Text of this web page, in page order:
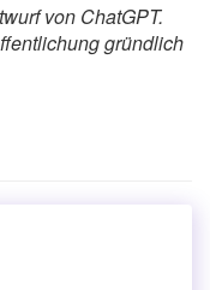
von ChatGPT.
gründlich